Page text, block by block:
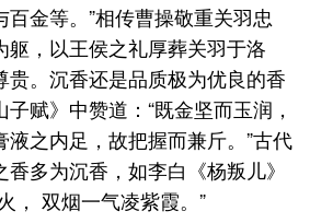
金等。”相传曹操敬重关羽忠
躯，以王侯之礼厚葬关羽于洛
贵。沉香还是品质极为优良的香
赋》中赞道：“既金坚而玉润，
之内足，故把握而兼斤。”古代
多为沉香，如李白《杨叛儿》
， 双烟一气凌紫霞。”